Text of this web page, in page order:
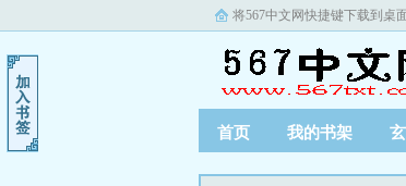
将567中文网快捷键下载到桌
首页 我的书架